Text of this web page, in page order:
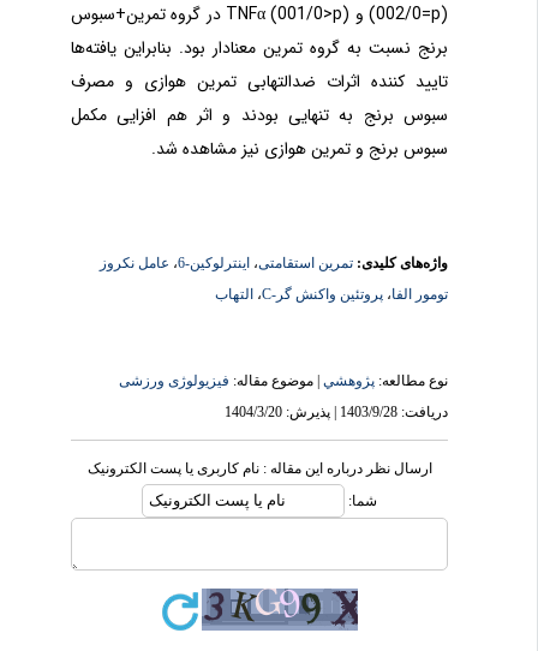
(002/0=p)و TNFα (001/0>p)در گروه تمرین+سبوس
برنج نسبت به گروه تمرین معنادار بود. بنابراین یافتهها
تایید کننده اثرات ضدالتهابی تمرین هوازی و مصرف
سبوس برنج به تنهایی بودند و اثر هم افزایی مکمل
سبوس برنج و تمرین هوازی نیز مشاهده شد.
واژه‌های کلیدی:تمرین استقامتی، اینترلوکین-6 ،عامل نکروز
تومور الفا،پروتئین واکنش گر-C ،التهاب
نوع مطالعه:پژوهشي| موضوع مقاله:فیزیولوژی ورزشی
دریافت: 1403/9/28 | پذیرش: 1404/3/20
ارسال نظر درباره این مقاله : نام کاربری یا پست الکترونیک
شما: